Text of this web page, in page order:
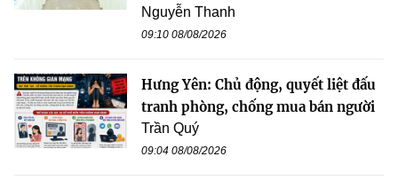
Nguyễn Thanh
09:10 08/08/2026
Hưng Yên: Chủ động, quyết liệt đấu
tranh phòng, chống mua bán người
Trần Quý
09:04 08/08/2026